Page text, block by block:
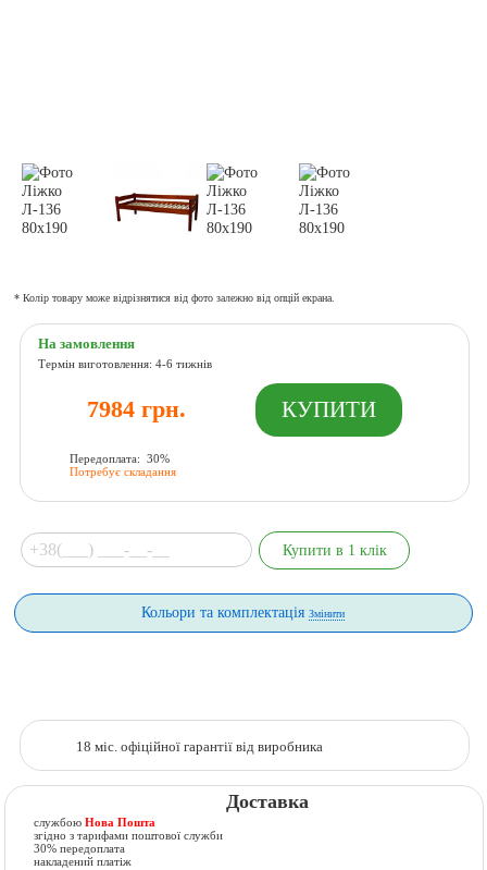
* Колір товару може відрізнятися від фото залежно від опцій екрана.
На замовлення
Термін виготовлення: 4-6 тижнів
7984 грн.
Передоплата: 30%
Потребує складання
Кольори та комплектаціяЗмінити
18 міс. офіційної гарантії від виробника
Доставка
службоюНова Пошта
згідно з тарифами поштової служби
30% передоплата
накладений платіж